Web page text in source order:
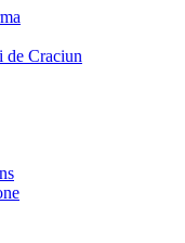
de Craciun